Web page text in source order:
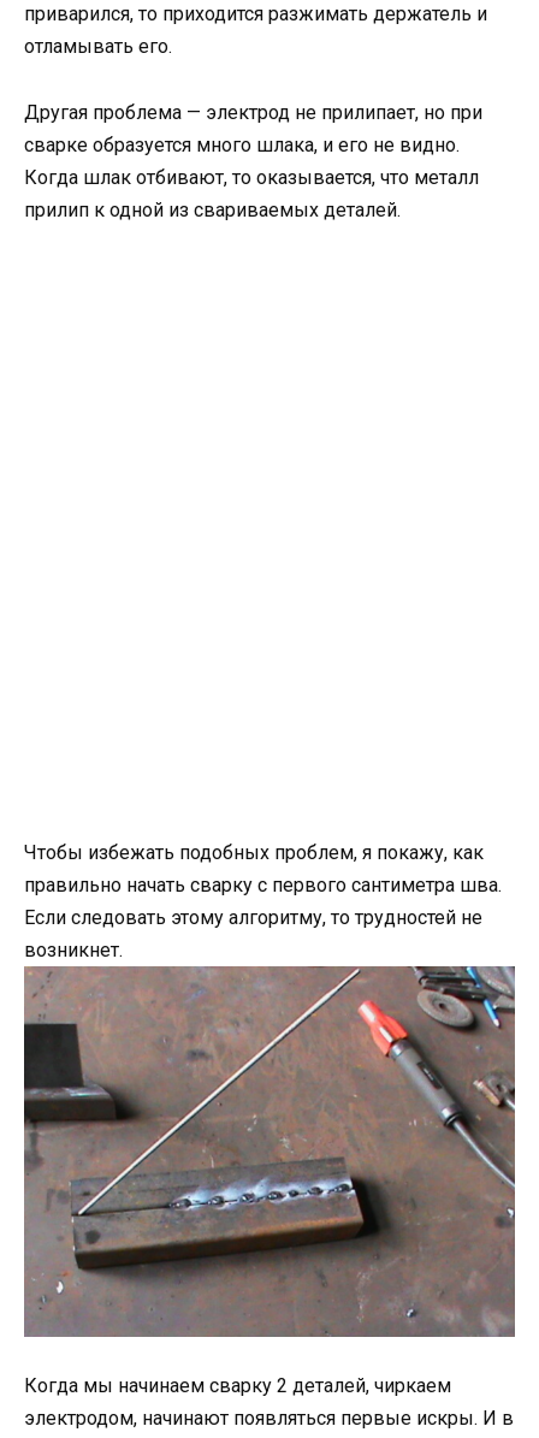
приварился, то приходится разжимать держатель и
отламывать его.
Другая проблема — электрод не прилипает, но при
сварке образуется много шлака, и его не видно.
Когда шлак отбивают, то оказывается, что металл
прилип к одной из свариваемых деталей.
Чтобы избежать подобных проблем, я покажу, как
правильно начать сварку с первого сантиметра шва.
Если следовать этому алгоритму, то трудностей не
возникнет.
Когда мы начинаем сварку 2 деталей, чиркаем
электродом, начинают появляться первые искры. И в